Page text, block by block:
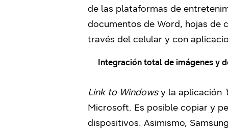
de las plataformas de
documentos de Word, hojas de
través del celular y con
Integración total de imágenes y
Link to Windowsy la aplicación
Microsoft. Es posible copiar y
dispositivos. Asimismo,